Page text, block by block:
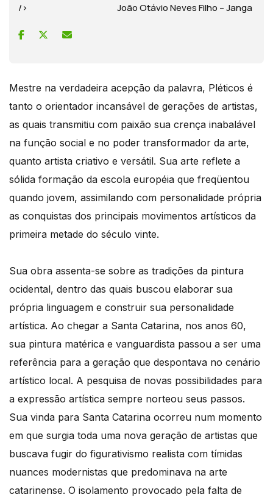
/> João Otávio Neves Filho – Janga
Mestre na verdadeira acepção da palavra, Pléticos é
tanto o orientador incansável de gerações de artistas,
as quais transmitiu com paixão sua crença inabalável
na função social e no poder transformador da arte,
quanto artista criativo e versátil. Sua arte reflete a
sólida formação da escola européia que freqüentou
quando jovem, assimilando com personalidade própria
as conquistas dos principais movimentos artísticos da
primeira metade do século vinte.
Sua obra assenta-se sobre as tradições da pintura
ocidental, dentro das quais buscou elaborar sua
própria linguagem e construir sua personalidade
artística. Ao chegar a Santa Catarina, nos anos 60,
sua pintura matérica e vanguardista passou a ser uma
referência para a geração que despontava no cenário
artístico local. A pesquisa de novas possibilidades para
a expressão artística sempre norteou seus passos.
Sua vinda para Santa Catarina ocorreu num momento
em que surgia toda uma nova geração de artistas que
buscava fugir do figurativismo realista com tímidas
nuances modernistas que predominava na arte
catarinense. O isolamento provocado pela falta de